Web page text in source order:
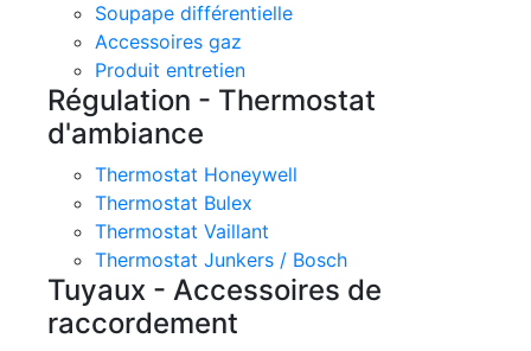
Soupape différentielle
Accessoires gaz
Produit entretien
Régulation - Thermostat
d'ambiance
Thermostat Honeywell
Thermostat Bulex
Thermostat Vaillant
Thermostat Junkers / Bosch
Tuyaux - Accessoires de
raccordement